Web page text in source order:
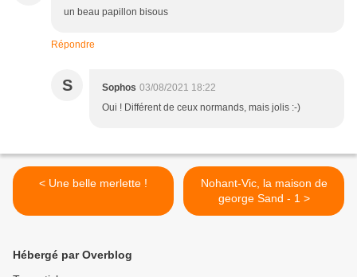
un beau papillon bisous
Répondre
S Sophos 03/08/2021 18:22
Oui ! Différent de ceux normands, mais jolis :-)
< Une belle merlette !
Nohant-Vic, la maison de
george Sand - 1 >
Hébergé par Overblog